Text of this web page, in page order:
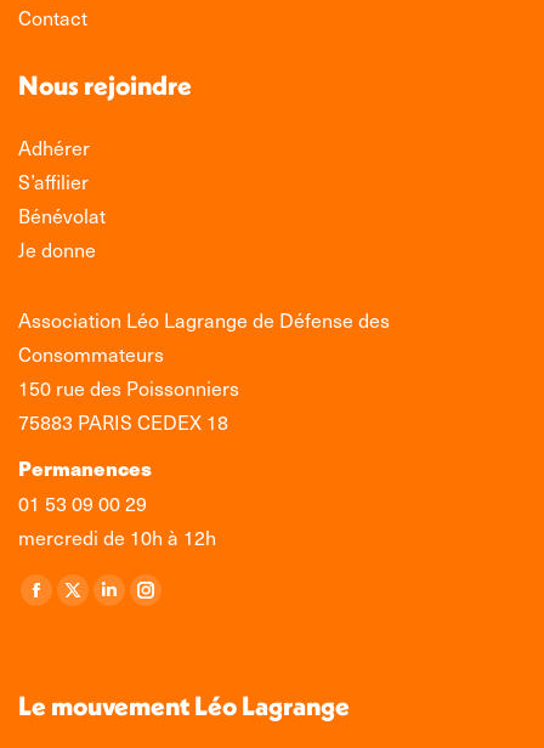
Contact
Nous rejoindre
Adhérer
S’affilier
Bénévolat
Je donne
Association Léo Lagrange de Défense des
Consommateurs
150 rue des Poissonniers
75883 PARIS CEDEX 18
Permanences
01 53 09 00 29
mercredi de 10h à 12h
Retrouvez-nous sur :
La
s'ouvre
La
s'ouvre
La
s'ouvre
La
s'ouvre
Le mouvement Léo Lagrange